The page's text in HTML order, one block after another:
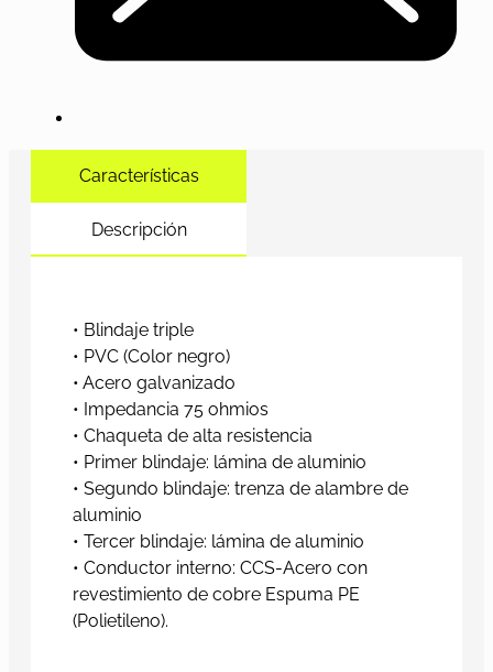
Características
Descripción
• Blindaje triple
• PVC (Color negro)
• Acero galvanizado
• Impedancia 75 ohmios
• Chaqueta de alta resistencia
• Primer blindaje: lámina de aluminio
• Segundo blindaje: trenza de alambre de
aluminio
• Tercer blindaje: lámina de aluminio
• Conductor interno: CCS-Acero con
revestimiento de cobre Espuma PE
(Polietileno).